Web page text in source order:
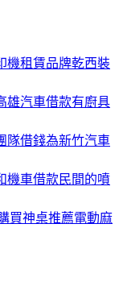
機租賃品牌乾西裝
雄汽車借款有廚具
隊借錢為新竹汽車
機車借款民間的噴
買神桌推薦電動麻